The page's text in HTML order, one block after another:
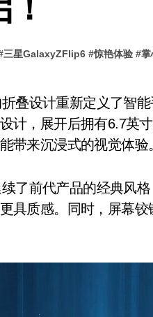
三星GalaxyZFlip6 #惊艳体验 #掌
计，展开后拥有6.7英
带来沉浸式的视觉体验
前代产品的经典风格
具质感。同时，屏幕